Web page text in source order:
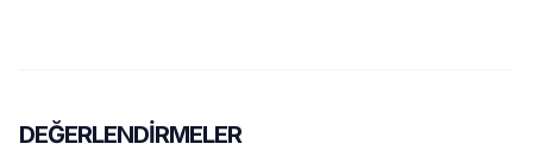
DEĞERLENDIRMELER